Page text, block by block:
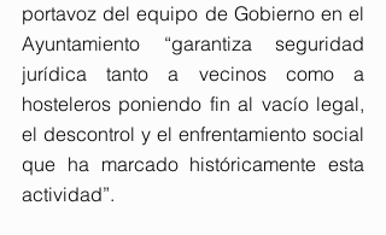
portavoz del equipo de Gobierno en el
Ayuntamiento “garantiza seguridad
jurídica tanto a vecinos como a
hosteleros poniendo fin al vacío legal,
el descontrol y el enfrentamiento social
que ha marcado históricamente esta
actividad”.